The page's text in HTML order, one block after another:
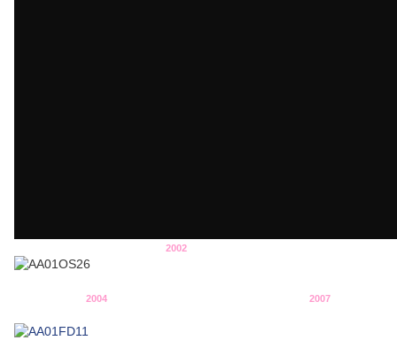
2002
2004 2007